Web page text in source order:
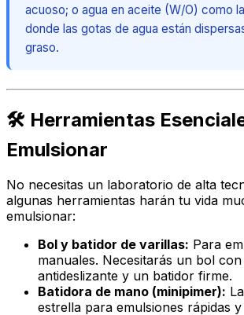
acuoso; o agua en aceite (W/O) como
donde las gotas de agua están
graso.
🛠️ Herramientas
Emulsionar
No necesitas un laboratorio de alta
algunas herramientas harán tu vida
emulsionar:
Bol y batidor de varillas: Para
manuales. Necesitarás un bol
antideslizante y un batidor firme.
Batidora de mano (minipimer):
estrella para emulsiones rápidas